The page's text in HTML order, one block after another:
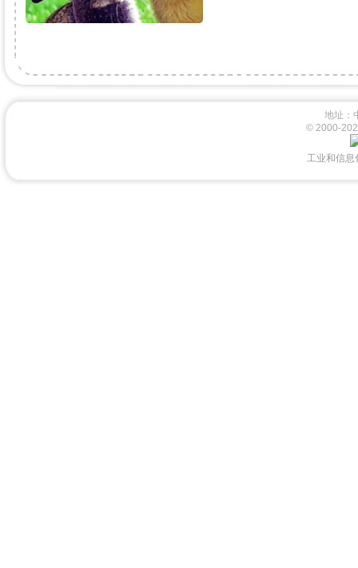
地址
© 2000-
工业和信息